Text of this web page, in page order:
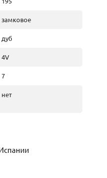
замковое
дуб
4V
7
нет